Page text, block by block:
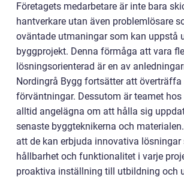
Företagets medarbetare är inte bara
hantverkare utan även problemlösare
oväntade utmaningar som kan uppstå
byggprojekt. Denna förmåga att vara
lösningsorienterad är en av
Nordingrå Bygg fortsätter att
förväntningar. Dessutom är teamet hos
alltid angelägna om att hålla sig
senaste byggteknikerna och
att de kan erbjuda innovativa
hållbarhet och funktionalitet i varje
proaktiva inställning till utbildning och